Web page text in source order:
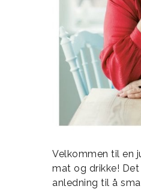
Velkommen til en
mat og drikke!
anledning til å